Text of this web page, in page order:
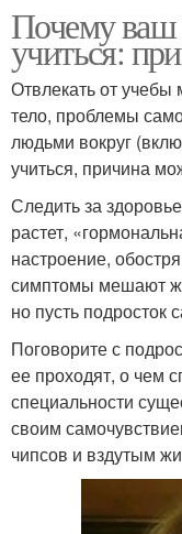
Почему ваш
учиться:
Отвлекать от
тело, проблемы
людьми вокруг
учиться, причина
Следить за
растет,
настроение,
симптомы мешают
но пусть подросток
Поговорите с
ее проходят, о чем
специальности
своим
чипсов и вздутым